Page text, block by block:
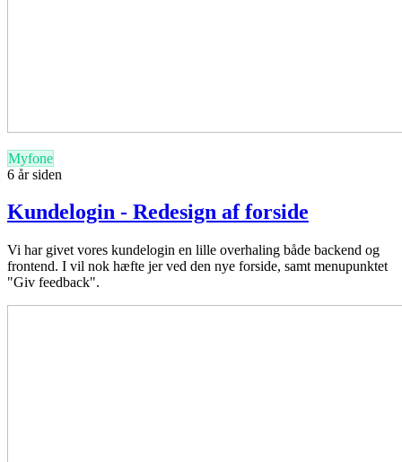
Myfone
6 år siden
Kundelogin - Redesign af forside
Vi har givet vores kundelogin en lille overhaling både backend og
frontend. I vil nok hæfte jer ved den nye forside, samt menupunktet
"Giv feedback".